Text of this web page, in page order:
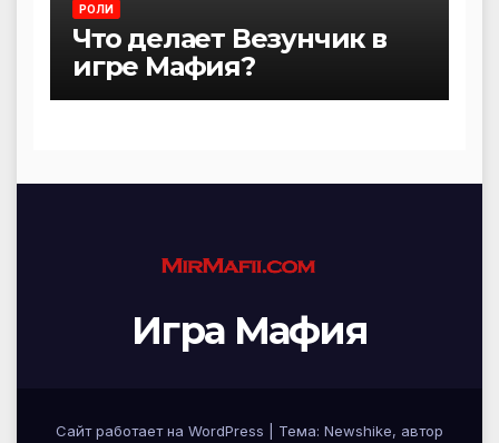
РОЛИ
Что делает Везунчик в
игре Мафия?
Игра Мафия
Сайт работает на WordPress Тема: Newshike, автор